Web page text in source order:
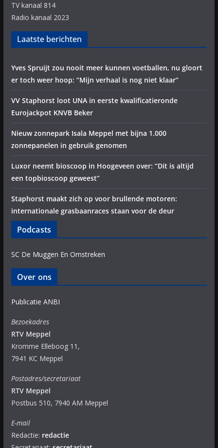
TV kanaal 814
Radio kanaal 2023
Laatste berichten
Yves Spruijt zou nooit meer kunnen voetballen, nu gloort
er toch weer hoop: “Mijn verhaal is nog niet klaar”
VV Staphorst loot UNA in eerste kwalificatieronde
Eurojackpot KNVB Beker
Nieuw zonnepark Isala Meppel met bijna 1.000
zonnepanelen in gebruik genomen
Luxor neemt bioscoop in Hoogeveen over: “Dit is altijd
een topbioscoop geweest”
Staphorst maakt zich op voor brullende motoren:
internationale grasbaanraces staan voor de deur
Podcasts
SC De Muggen En Omstreken
Over ons
Publicatie ANBI
Bezoekadres
RTV Meppel
Kromme Elleboog 11,
7941 KC Meppel
Postadres/secretariaat
RTV Meppel
Postbus 510, 7940 AM Meppel
E-mail
Redactie: redactie